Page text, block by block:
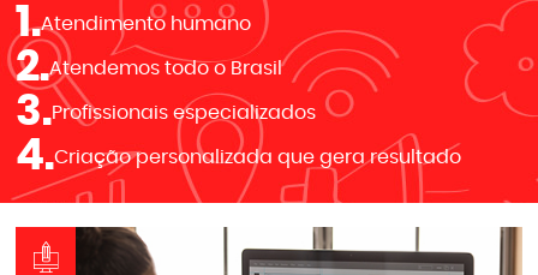
1.Atendimento humano
2.Atendemos todo o Brasil
3.Profissionais especializados
4.Criação personalizada que gera resultado